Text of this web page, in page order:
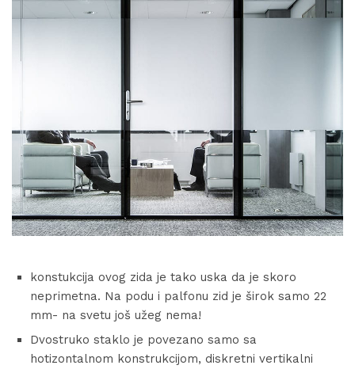
konstukcija ovog zida je tako uska da je skoro
neprimetna. Na podu i palfonu zid je širok samo 22
mm- na svetu još užeg nema!
Dvostruko staklo je povezano samo sa
hotizontalnom konstrukcijom, diskretni vertikalni